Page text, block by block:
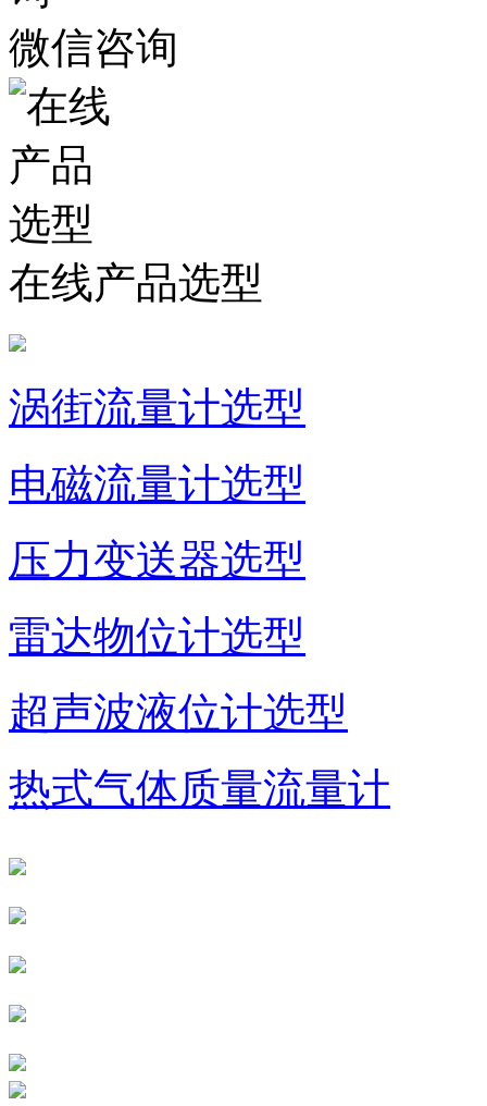
微信咨询
在线产品选型
涡街流量计选型
电磁流量计选型
压力变送器选型
雷达物位计选型
超声波液位计选型
热式气体质量流量计